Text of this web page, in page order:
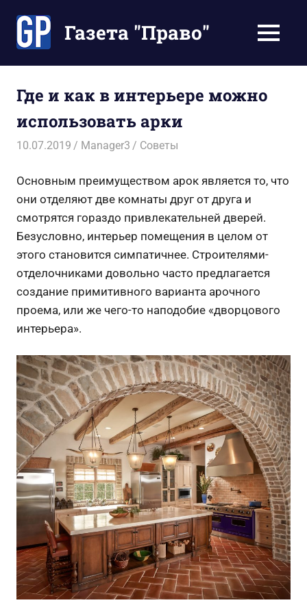
содержимомуГазета "Право"
Ваше
время
МЕНЮ
Где и как в интерьере можно
использовать арки
10.07.2019 Manager3 Советы
Основным преимуществом арок является то, что
они отделяют две комнаты друг от друга и
смотрятся гораздо привлекательней дверей.
Безусловно, интерьер помещения в целом от
этого становится симпатичнее. Строителями-
отделочниками довольно часто предлагается
создание примитивного варианта арочного
проема, или же чего-то наподобие «дворцового
интерьера».